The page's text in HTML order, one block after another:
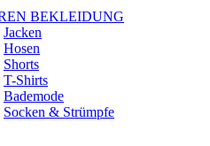
BEKLEIDUNG
Jacken
Hosen
Shorts
T-Shirts
Bademode
Socken & Strümpfe